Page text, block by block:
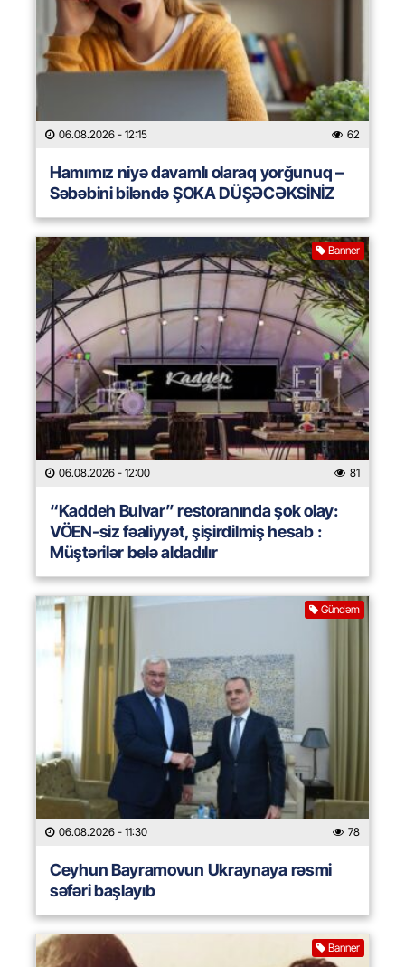
06.08.2026 - 12:15 62
Hamımız niyə davamlı olaraq yorğunuq –
Səbəbini biləndə ŞOKA DÜŞƏCƏKSİNİZ
Banner
06.08.2026 - 12:00 81
“Kaddeh Bulvar” restoranında şok olay:
VÖEN-siz fəaliyyət, şişirdilmiş hesab :
Müştərilər belə aldadılır
Gündəm
06.08.2026 - 11:30 78
Ceyhun Bayramovun Ukraynaya rəsmi
səfəri başlayıb
Banner